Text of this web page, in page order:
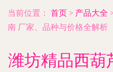
当前位置： 首页 > 产品大全
南 厂家、品种与价格全解析
潍坊精品西葫